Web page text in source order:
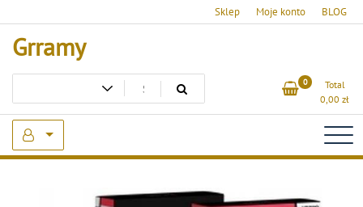
to
content
Sklep Moje konto BLOG
Grramy
0
Total
0,00 zł